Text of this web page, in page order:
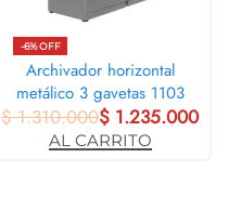
-6% OFF
Archivador horizontal
metálico 3 gavetas 1103
$1.310.000$ 1.235.000
AL CARRITO